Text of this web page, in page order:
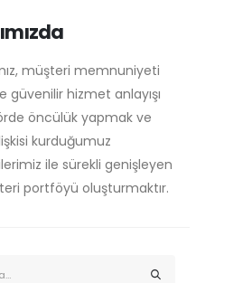
müşteri memnuniyeti
güvenilir hizmet anlayışı
öncülük yapmak ve
kurduğumuz
ile sürekli genişleyen
portföyü oluşturmaktır.